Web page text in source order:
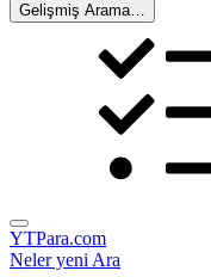
Gelişmiş Arama…
YTPara.com
Neler yeniAra